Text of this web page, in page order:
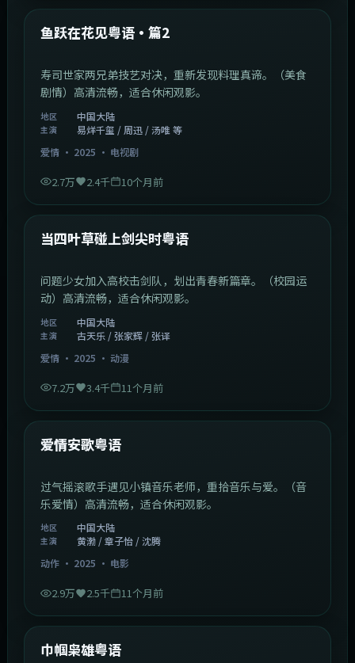
最新
鱼跃在花见粤语·篇2
寿司世家两兄弟技艺对决，重新发现料理真谛。（美食
剧情）高清流畅，适合休闲观影。
地区 中国大陆
主演
易烊千玺 / 周迅 / 汤唯 等
爱情· 2025 · 电视剧
2.7万 2.4千 10个月前
最新
当四叶草碰上剑尖时粤语
问题少女加入高校击剑队，划出青春新篇章。（校园运
动）高清流畅，适合休闲观影。
地区 中国大陆
主演
古天乐 / 张家辉 / 张译
爱情· 2025 · 动漫
7.2万 3.4千 11个月前
最新
爱情安歌粤语
过气摇滚歌手遇见小镇音乐老师，重拾音乐与爱。（音
乐爱情）高清流畅，适合休闲观影。
地区 中国大陆
主演
黄渤 / 章子怡 / 沈腾
动作· 2025 · 电影
2.9万 2.5千 11个月前
最新
巾帼枭雄粤语